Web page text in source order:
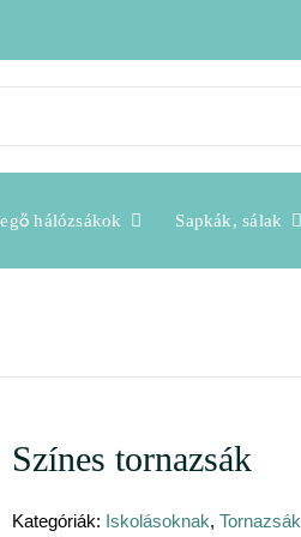
hálózsákok Sapkák, sálak
Színes tornazsák
Kategóriák: Iskolásoknak,Tornazsák